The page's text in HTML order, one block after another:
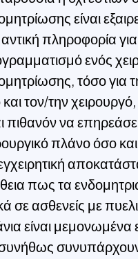
είναι
πληροφορία
ενός
τόσο για
τον/την χειρουργό,
πιθανόν να
πλάνο όσο
πως τα
σε ασθενείς με
είναι μεμονωμένα
συνήθως